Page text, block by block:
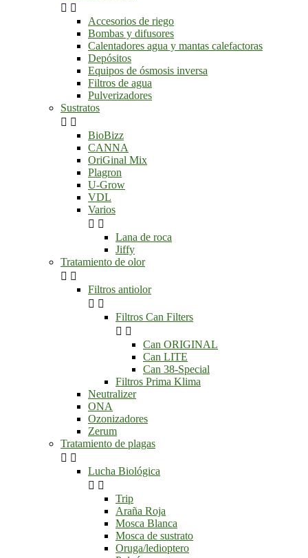
 
Accesorios de riego
Bombas y difusores
Calentadores agua y mantas calefactoras
Depósitos
Equipos de ósmosis inversa
Filtros de agua
Pulverizadores
Sustratos
 
BioBizz
CANNA
OriGinal Mix
Plagron
U-Grow
VDL
Varios
 
Lana de roca
Jiffy
Tratamiento de olor
 
Filtros antiolor
 
Filtros Can Filters
 
Can ORIGINAL
Can LITE
Can 38-Special
Filtros Prima Klima
Neutralizer
ONA
Ozonizadores
Zerum
Tratamiento de plagas
 
Lucha Biológica
 
Trip
Araña Roja
Mosca Blanca
Mosca de sustrato
Oruga/ledioptero